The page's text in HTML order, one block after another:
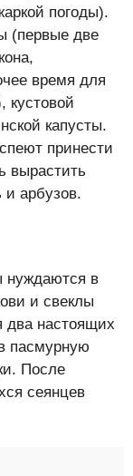
погоды).
(первые две
время для
кустовой
капусты.
принести
вырастить
и арбузов.
нуждаются в
и свеклы
два настоящих
пасмурную
После
сеянцев